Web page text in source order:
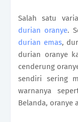
Salah satu
durian oranye.
durian emas,
durian oranye
cenderung
sendiri sering
warnanya
Belanda, oranye